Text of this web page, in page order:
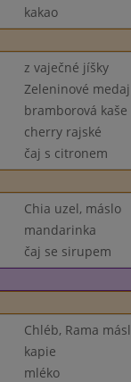
kakao
z vaječné jíšky
Zeleninové
bramborová kaše
cherry rajské
čaj s citronem
Chia uzel, máslo
mandarinka
čaj se sirupem
Chléb, Rama
kapie
mléko